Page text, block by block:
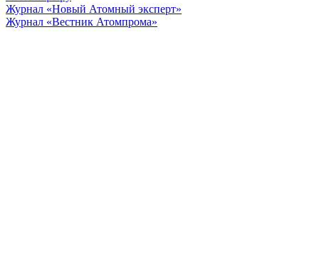
Журнал «Новый Атомный эксперт»
Журнал «Вестник Атомпрома»